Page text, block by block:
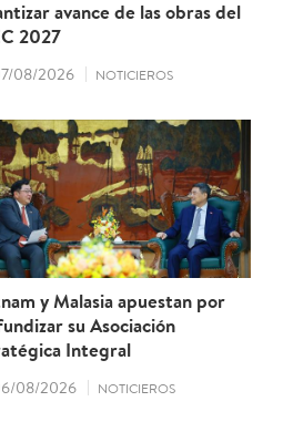
avance de las obras del
2027
08/2026 NOTICIEROS
y Malasia apuestan por
su Asociación
Integral
08/2026 NOTICIEROS